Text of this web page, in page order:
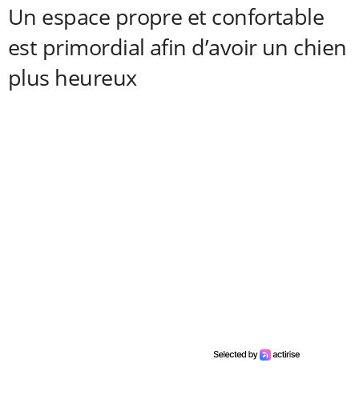
Un espace propre et confortable
est primordial afin d’avoir un chien
plus heureux